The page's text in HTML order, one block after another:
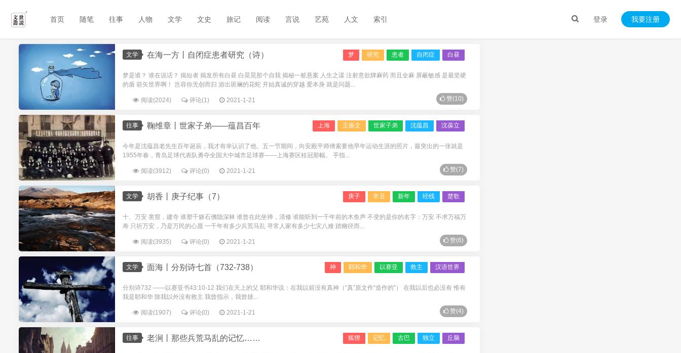
登录 我要注册
首页 随笔 往事 人物 文学 文史 旅记 阅读 言说 艺苑 人文 索引
文学 梦 研究 患者 自闭症 白昼
在海一方丨自闭症患者研究（诗）
梦是谁？ 谁在说话？ 揭短者 揭发所有白昼 白晃晃那个自我 揭秘一桩悬案 人生之谋 注射意欲牌麻药 而且全麻 屏蔽敏感 是最坚硬
的盾 箭矢世界啊！ 岂容你无创而归 游出斑斓的花蛇 开始真诚的穿越 爱本身 就是问题...
阅读(2024) 评论(1) 2021-1-21 赞(10)
往事 上海 王振文 世家子弟 沈蕴昌 沈葆立
鞠维章丨世家子弟——蕴昌百年
今年是沈蕴昌老先生百年诞辰，我才有幸认识了他。五一节期间，向安殿平师傅索要他早年运动生涯的照片，最突出的一张就是
1955年春，青岛足球代表队勇夺全国大中城市足球赛——上海赛区桂冠那幅。 手指...
阅读(3912) 评论(0) 2021-1-21 赞(7)
文学 庚子 辛丑 新年 经线 楚歌
胡香丨庚子纪事（7）
十、万安 凿窟，建寺 谁塑千躯石佛隐深林 谁曾在此坐禅，清修 谁能听到一千年前的木鱼声 不变的是你的名字：万安 不求万福万
寿 只祈万安，乃是万民的心愿 一千年有多少兵荒马乱 寻常人家有多少七灾八难 踏幽径而...
阅读(3935) 评论(0) 2021-1-21 赞(6)
文学 神 耶和华 以赛亚 救主 汉语世界
面海丨分别诗七首（732-738）
分别诗732 ——以赛亚书43:10-12 我们在天上的父 耶和华说：在我以前没有真神（“真”原文作“造作的”） 在我以后也必没有 惟有
我是耶和华 除我以外没有救主 我曾指示，我曾拯...
阅读(1907) 评论(0) 2021-1-21 赞(4)
往事 狐狸 记忆 古巴 独立 丘脑
老涧丨那些兵荒马乱的记忆……